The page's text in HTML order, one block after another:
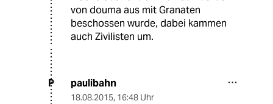
von douma aus mit Granaten
beschossen wurde, dabei kammen
auch Zivilisten um.
P paulibahn
18.08.2015, 16:48 Uhr